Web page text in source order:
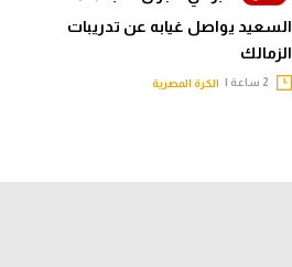
السعيد يواصل غيابه عن تدريبات
الزمالك
الكرة المصرية